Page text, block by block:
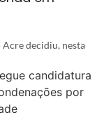
Acre decidiu, nesta